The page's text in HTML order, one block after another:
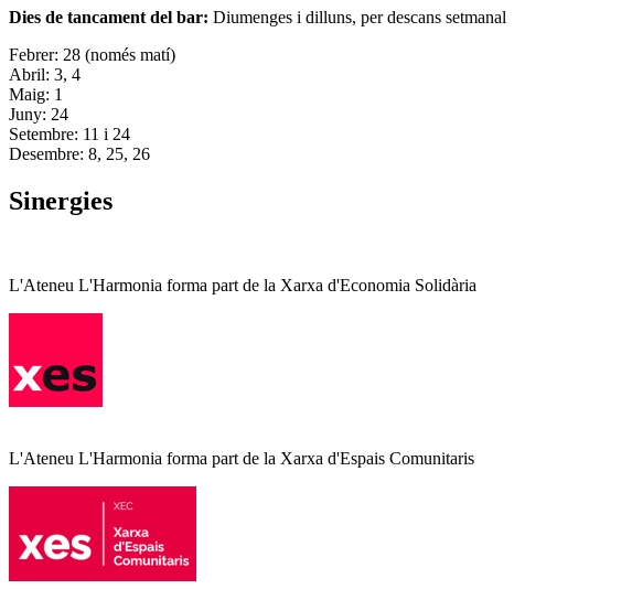
Dies de tancament del bar: Diumenges i dilluns, per descans setmanal
Febrer: 28 (només matí)
Abril: 3, 4
Maig: 1
Juny: 24
Setembre: 11 i 24
Desembre: 8, 25, 26
Sinergies
L'Ateneu L'Harmonia forma part de la Xarxa d'Economia Solidària
L'Ateneu L'Harmonia forma part de la Xarxa d'Espais Comunitaris